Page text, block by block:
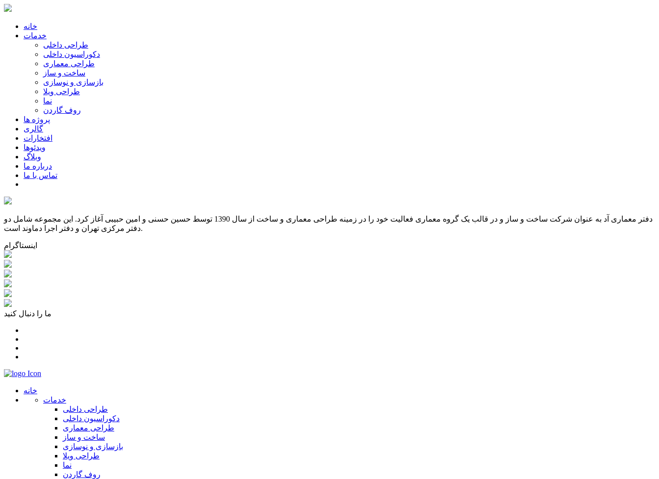
خانه
خدمات
طراحی داخلی
دکوراسیون داخلی
طراحی معماری
ساخت و ساز
بازسازی و نوسازی
طراحی ویلا
نما
روف گاردن
پروژه ها
گالری
افتخارات
ویدئوها
وبلاگ
درباره ما
تماس با ما
دفتر معماری آد به عنوان شرکت ساخت و ساز و در قالب یک گروه معماری فعالیت خود را در زمینه طراحی معماری و ساخت از سال 1390 توسط حسین حسنی و امین حبیبی آغاز کرد. این مجموعه شامل دو
دفتر مرکزی تهران و دفتر اجرا دماوند است.
اینستاگرام
ما را دنبال کنید
خانه
خدمات
طراحی داخلی
دکوراسیون داخلی
طراحی معماری
ساخت و ساز
بازسازی و نوسازی
طراحی ویلا
نما
روف گاردن